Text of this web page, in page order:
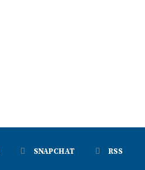
SNAPCHAT RSS